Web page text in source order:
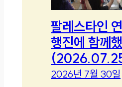
팔레스타인
행진에 함께
2026년 7월 30일